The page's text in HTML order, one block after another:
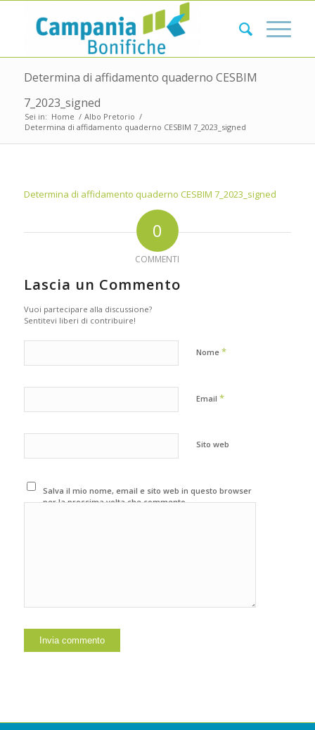
Determina di affidamento quaderno CESBIM
7_2023_signed
Sei in: Home / Albo Pretorio /
Determina di affidamento quaderno CESBIM 7_2023_signed
Determina di affidamento quaderno CESBIM 7_2023_signed
0
COMMENTI
Lascia un Commento
Vuoi partecipare alla discussione?
Sentitevi liberi di contribuire!
Nome *
Email *
Sito web
Salva il mio nome, email e sito web in questo browser
per la prossima volta che commento.